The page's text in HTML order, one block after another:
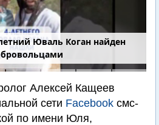
Юваль Коган найден
Алексей Кащеев
сети Facebook смс-
по имени Юля,